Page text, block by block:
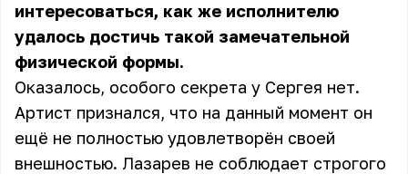
интересоваться, как же исполнителю
удалось достичь такой замечательной
физической формы.
Оказалось, особого секрета у Сергея нет.
Артист признался, что на данный момент он
ещё не полностью удовлетворён своей
внешностью. Лазарев не соблюдает строгого